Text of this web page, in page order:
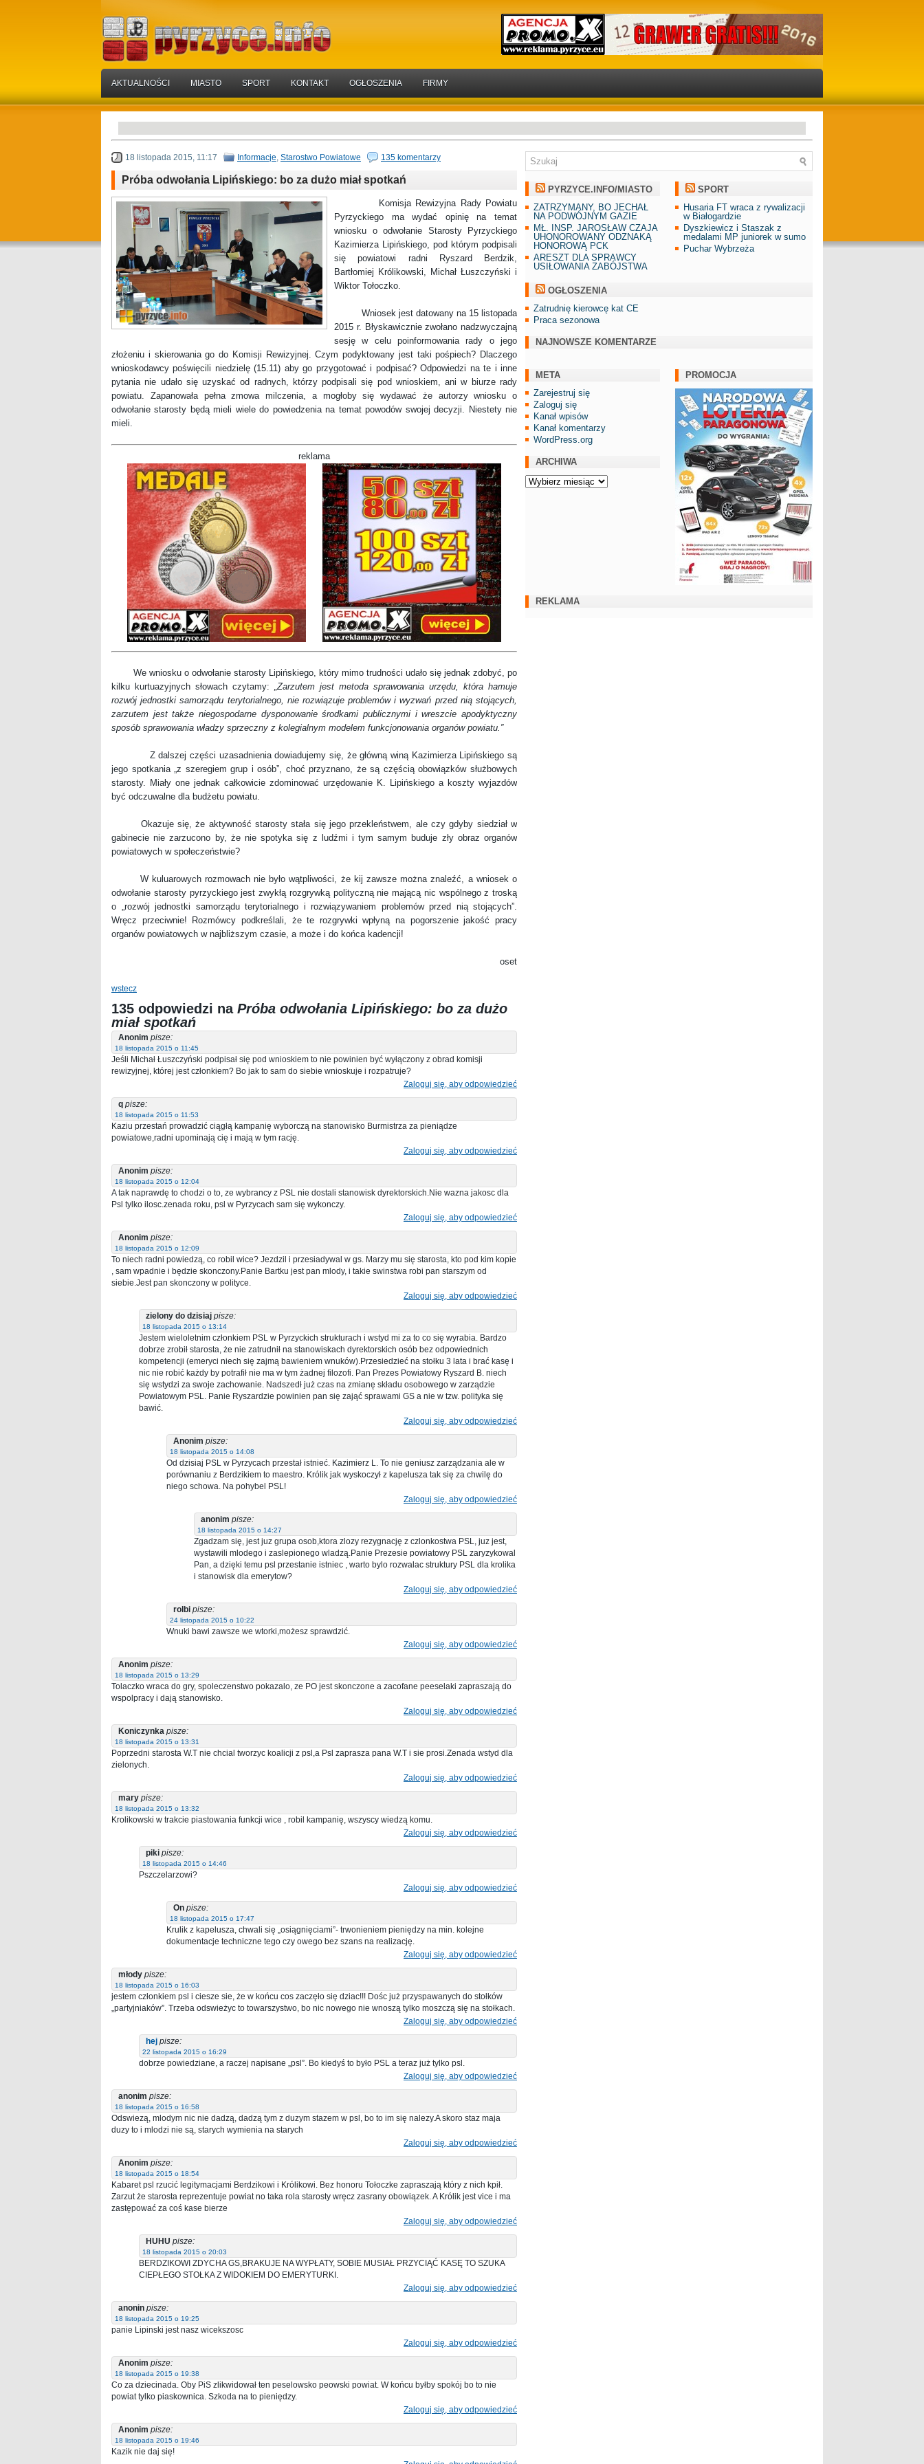
AKTUALNOŚCI MIASTO SPORT KONTAKT OGŁOSZENIA FIRMY
18 listopada 2015, 11:17 Informacje Starostwo Powiatowe 135 komentarzy
Próba odwołania Lipińskiego: bo za dużo miał spotkań
Komisja Rewizyjna Rady Powiatu
Pyrzyckiego ma wydać opinię na temat
wniosku o odwołanie Starosty Pyrzyckiego
Kazimierza Lipińskiego, pod którym podpisali
się powiatowi radni Ryszard Berdzik,
Bartłomiej Królikowski, Michał Łuszczyński i
Wiktor Tołoczko.
Wniosek jest datowany na 15 listopada
2015 r. Błyskawicznie zwołano nadzwyczajną
sesję w celu poinformowania rady o jego
złożeniu i skierowania go do Komisji Rewizyjnej. Czym podyktowany jest taki pośpiech? Dlaczego
wnioskodawcy poświęcili niedzielę (15.11) aby go przygotować i podpisać? Odpowiedzi na te i inne
pytania nie udało się uzyskać od radnych, którzy podpisali się pod wnioskiem, ani w biurze rady
powiatu. Zapanowała pełna zmowa milczenia, a mogłoby się wydawać że autorzy wniosku o
odwołanie starosty będą mieli wiele do powiedzenia na temat powodów swojej decyzji. Niestety nie
mieli.
reklama
We wniosku o odwołanie starosty Lipińskiego, który mimo trudności udało się jednak zdobyć, po
kilku kurtuazyjnych słowach czytamy:
„Zarzutem jest metoda sprawowania urzędu, która hamuje
rozwój jednostki samorządu terytorialnego, nie rozwiązuje problemów i wyzwań przed nią stojących,
zarzutem jest także niegospodarne dysponowanie środkami publicznymi i wreszcie apodyktyczny
sposób sprawowania władzy sprzeczny z kolegialnym modelem funkcjonowania organów powiatu.”
Z dalszej części uzasadnienia dowiadujemy się, że główną winą Kazimierza Lipińskiego są
jego spotkania „z szeregiem grup i osób”, choć przyznano, że są częścią obowiązków służbowych
starosty. Miały one jednak całkowicie zdominować urzędowanie K. Lipińskiego a koszty wyjazdów
być odczuwalne dla budżetu powiatu.
Okazuje się, że aktywność starosty stała się jego przekleństwem, ale czy gdyby siedział w
gabinecie nie zarzucono by, że nie spotyka się z ludźmi i tym samym buduje zły obraz organów
powiatowych w społeczeństwie?
W kuluarowych rozmowach nie było wątpliwości, że kij zawsze można znaleźć, a wniosek o
odwołanie starosty pyrzyckiego jest zwykłą rozgrywką polityczną nie mającą nic wspólnego z troską
o „rozwój jednostki samorządu terytorialnego i rozwiązywaniem problemów przed nią stojących”.
Wręcz przeciwnie! Rozmówcy podkreślali, że te rozgrywki wpłyną na pogorszenie jakość pracy
organów powiatowych w najbliższym czasie, a może i do końca kadencji!
oset
wstecz
135 odpowiedzi na Próba odwołania Lipińskiego: bo za dużo
miał spotkań
Anonim pisze:
18 listopada 2015 o 11:45
Jeśli Michał Łuszczyński podpisał się pod wnioskiem to nie powinien być wyłączony z obrad komisji
rewizyjnej, której jest członkiem? Bo jak to sam do siebie wnioskuje i rozpatruje?
Zaloguj się, aby odpowiedzieć
q pisze:
18 listopada 2015 o 11:53
Kaziu przestań prowadzić ciągłą kampanię wyborczą na stanowisko Burmistrza za pieniądze
powiatowe,radni upominają cię i mają w tym rację.
Zaloguj się, aby odpowiedzieć
Anonim pisze:
18 listopada 2015 o 12:04
A tak naprawdę to chodzi o to, ze wybrancy z PSL nie dostali stanowisk dyrektorskich.Nie wazna jakosc dla
Psl tylko ilosc.zenada roku, psl w Pyrzycach sam się wykonczy.
Zaloguj się, aby odpowiedzieć
Anonim pisze:
18 listopada 2015 o 12:09
To niech radni powiedzą, co robil wice? Jezdzil i przesiadywal w gs. Marzy mu się starosta, kto pod kim kopie
, sam wpadnie i będzie skonczony.Panie Bartku jest pan mlody, i takie swinstwa robi pan starszym od
siebie.Jest pan skonczony w polityce.
Zaloguj się, aby odpowiedzieć
zielony do dzisiaj pisze:
18 listopada 2015 o 13:14
Jestem wieloletnim członkiem PSL w Pyrzyckich strukturach i wstyd mi za to co się wyrabia. Bardzo
dobrze zrobił starosta, że nie zatrudnił na stanowiskach dyrektorskich osób bez odpowiednich
kompetencji (emeryci niech się zajmą bawieniem wnuków).Przesiedzieć na stołku 3 lata i brać kasę i
nic nie robić każdy by potrafił nie ma w tym żadnej filozofi. Pan Prezes Powiatowy Ryszard B. niech
się wstydzi za swoje zachowanie. Nadszedł już czas na zmianę składu osobowego w zarządzie
Powiatowym PSL. Panie Ryszardzie powinien pan się zająć sprawami GS a nie w tzw. polityka się
bawić.
Zaloguj się, aby odpowiedzieć
Anonim pisze:
18 listopada 2015 o 14:08
Od dzisiaj PSL w Pyrzycach przestał istnieć. Kazimierz L. To nie geniusz zarządzania ale w
porównaniu z Berdzikiem to maestro. Królik jak wyskoczył z kapelusza tak się za chwilę do
niego schowa. Na pohybel PSL!
Zaloguj się, aby odpowiedzieć
anonim pisze:
18 listopada 2015 o 14:27
Zgadzam się, jest juz grupa osob,ktora zlozy rezygnację z czlonkostwa PSL, juz jest,
wystawili mlodego i zaslepionego wladzą.Panie Prezesie powiatowy PSL zaryzykowal
Pan, a dzięki temu psl przestanie istniec , warto bylo rozwalac struktury PSL dla krolika
i stanowisk dla emerytow?
Zaloguj się, aby odpowiedzieć
rolbi pisze:
24 listopada 2015 o 10:22
Wnuki bawi zawsze we wtorki,możesz sprawdzić.
Zaloguj się, aby odpowiedzieć
Anonim pisze:
18 listopada 2015 o 13:29
Tolaczko wraca do gry, spoleczenstwo pokazalo, ze PO jest skonczone a zacofane peeselaki zapraszają do
wspolpracy i dają stanowisko.
Zaloguj się, aby odpowiedzieć
Koniczynka pisze:
18 listopada 2015 o 13:31
Poprzedni starosta W.T nie chcial tworzyc koalicji z psl,a Psl zaprasza pana W.T i sie prosi.Zenada wstyd dla
zielonych.
Zaloguj się, aby odpowiedzieć
mary pisze:
18 listopada 2015 o 13:32
Krolikowski w trakcie piastowania funkcji wice , robil kampanię, wszyscy wiedzą komu.
Zaloguj się, aby odpowiedzieć
piki pisze:
18 listopada 2015 o 14:46
Pszczelarzowi?
Zaloguj się, aby odpowiedzieć
On pisze:
18 listopada 2015 o 17:47
Krulik z kapelusza, chwali się „osiągnięciami”- trwonieniem pieniędzy na min. kolejne
dokumentacje techniczne tego czy owego bez szans na realizację.
Zaloguj się, aby odpowiedzieć
młody pisze:
18 listopada 2015 o 16:03
jestem członkiem psl i ciesze sie, że w końcu cos zaczęło się dziac!!! Dośc już przyspawanych do stołków
„partyjniaków”. Trzeba odswieżyc to towarszystwo, bo nic nowego nie wnoszą tylko moszczą się na stołkach.
Zaloguj się, aby odpowiedzieć
hej pisze:
22 listopada 2015 o 16:29
dobrze powiedziane, a raczej napisane „psl”. Bo kiedyś to było PSL a teraz już tylko psl.
Zaloguj się, aby odpowiedzieć
anonim pisze:
18 listopada 2015 o 16:58
Odswiezą, mlodym nic nie dadzą, dadzą tym z duzym stazem w psl, bo to im się nalezy.A skoro staz maja
duzy to i mlodzi nie są, starych wymienia na starych
Zaloguj się, aby odpowiedzieć
Anonim pisze:
18 listopada 2015 o 18:54
Kabaret psl rzucić legitymacjami Berdzikowi i Królikowi. Bez honoru Tołoczke zapraszają który z nich kpił.
Zarzut że starosta reprezentuje powiat no taka rola starosty wręcz zasrany obowiązek. A Królik jest vice i ma
zastępować za coś kase bierze
Zaloguj się, aby odpowiedzieć
HUHU pisze:
18 listopada 2015 o 20:03
BERDZIKOWI ZDYCHA GS,BRAKUJE NA WYPŁATY, SOBIE MUSIAŁ PRZYCIĄĆ KASĘ TO SZUKA
CIEPŁEGO STOŁKA Z WIDOKIEM DO EMERYTURKI.
Zaloguj się, aby odpowiedzieć
anonin pisze:
18 listopada 2015 o 19:25
panie Lipinski jest nasz wicekszosc
Zaloguj się, aby odpowiedzieć
Anonim pisze:
18 listopada 2015 o 19:38
Co za dziecinada. Oby PiS zlikwidował ten peselowsko peowski powiat. W końcu byłby spokój bo to nie
powiat tylko piaskownica. Szkoda na to pieniędzy.
Zaloguj się, aby odpowiedzieć
Anonim pisze:
18 listopada 2015 o 19:46
Kazik nie daj się!
PYRZYCE.INFO/MIASTO
ZATRZYMANY, BO JECHAŁ
NA PODWÓJNYM GAZIE
MŁ. INSP. JAROSŁAW CZAJA
UHONOROWANY ODZNAKĄ
HONOROWĄ PCK
ARESZT DLA SPRAWCY
USIŁOWANIA ZABÓJSTWA
SPORT
Husaria FT wraca z rywalizacji
w Białogardzie
Dyszkiewicz i Staszak z
medalami MP juniorek w sumo
Puchar Wybrzeża
OGŁOSZENIA
Zatrudnię kierowcę kat CE
Praca sezonowa
NAJNOWSZE KOMENTARZE
META
Zarejestruj się
Zaloguj się
Kanał wpisów
Kanał komentarzy
WordPress.org
ARCHIWA
Archiwa
PROMOCJA
REKLAMA